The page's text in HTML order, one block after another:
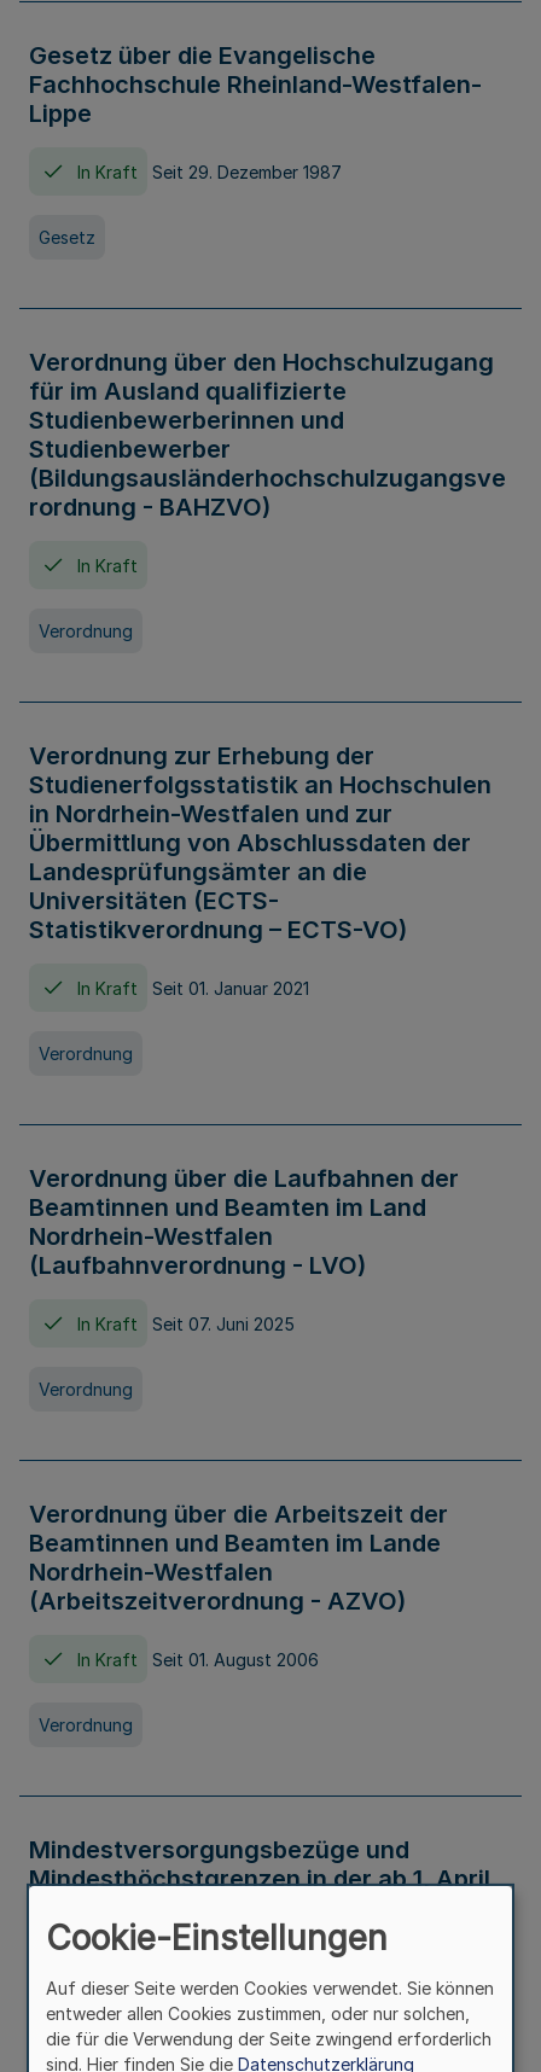
Gesetz über die Evangelische
Fachhochschule Rheinland-Westfalen-
Lippe
In Kraft Seit 29. Dezember 1987
Gesetz
Verordnung über den Hochschulzugang
für im Ausland qualifizierte
Studienbewerberinnen und
Studienbewerber
(Bildungsausländerhochschulzugangsve
rordnung - BAHZVO)
In Kraft
Verordnung
Verordnung zur Erhebung der
Studienerfolgsstatistik an Hochschulen
in Nordrhein-Westfalen und zur
Übermittlung von Abschlussdaten der
Landesprüfungsämter an die
Universitäten (ECTS-
Statistikverordnung – ECTS-VO)
In Kraft Seit 01. Januar 2021
Verordnung
Verordnung über die Laufbahnen der
Beamtinnen und Beamten im Land
Nordrhein-Westfalen
(Laufbahnverordnung - LVO)
In Kraft Seit 07. Juni 2025
Verordnung
Verordnung über die Arbeitszeit der
Beamtinnen und Beamten im Lande
Nordrhein-Westfalen
(Arbeitszeitverordnung - AZVO)
In Kraft Seit 01. August 2006
Verordnung
Mindestversorgungsbezüge und
Mindesthöchstgrenzen in der ab 1. April
Verwaltungsvorschrift
Cookie-Einstellungen
Auf dieser Seite werden Cookies verwendet. Sie können
entweder allen Cookies zustimmen, oder nur solchen,
die für die Verwendung der Seite zwingend erforderlich
sind. Hier finden Sie die Datenschutzerklärung